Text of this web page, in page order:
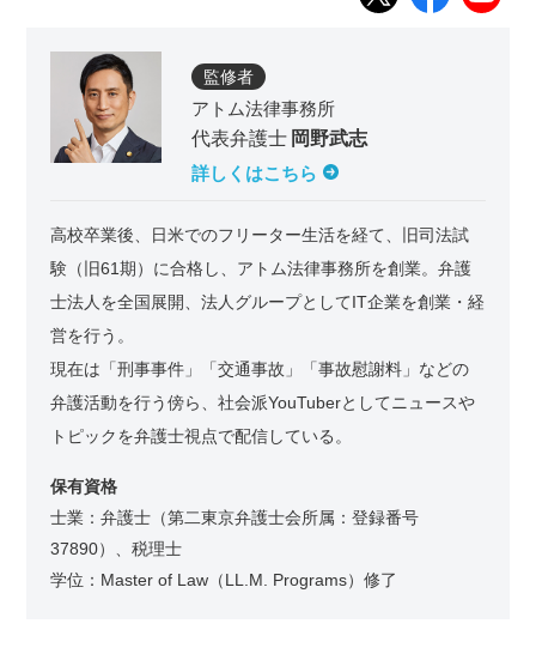
監修者
アトム法律事務所
代表弁護士 岡野武志
詳しくはこちら
高校卒業後、日米でのフリーター生活を経て、旧司法試
験（旧61期）に合格し、アトム法律事務所を創業。弁護
士法人を全国展開、法人グループとしてIT企業を創業・経
営を行う。
現在は「刑事事件」「交通事故」「事故慰謝料」などの
弁護活動を行う傍ら、社会派YouTuberとしてニュースや
トピックを弁護士視点で配信している。
保有資格
士業：弁護士（第二東京弁護士会所属：登録番号
37890）、税理士
学位：Master of Law（LL.M. Programs）修了